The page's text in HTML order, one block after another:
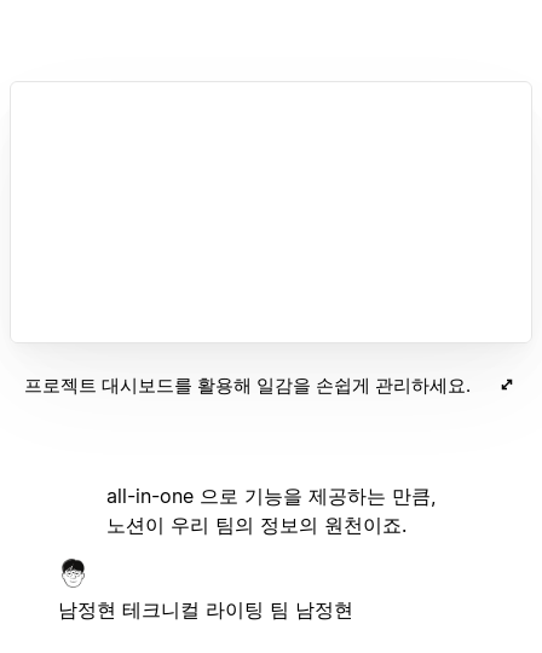
프로젝트 대시보드를 활용해 일감을 손쉽게 관리하세요.
all-in-one 으로 기능을 제공하는 만큼,
노션이 우리 팀의 정보의 원천이죠.
남정현 테크니컬 라이팅 팀 남정현